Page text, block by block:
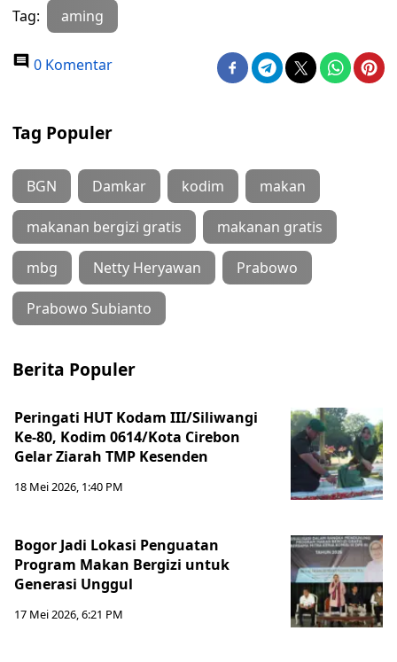
Tag: aming
0 Komentar
Tag Populer
BGN Damkar kodim makan
makanan bergizi gratis makanan gratis
mbg Netty Heryawan Prabowo
Prabowo Subianto
Berita Populer
Peringati HUT Kodam III/Siliwangi
Ke-80, Kodim 0614/Kota Cirebon
Gelar Ziarah TMP Kesenden
18 Mei 2026, 1:40 PM
Bogor Jadi Lokasi Penguatan
Program Makan Bergizi untuk
Generasi Unggul
17 Mei 2026, 6:21 PM